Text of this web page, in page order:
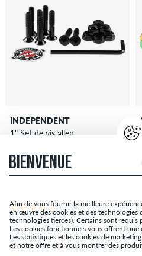
INDEPENDENT
1" Set de vis allen
5,99 EUR
(414)
BIENVENUE
Afin de vous fournir la meilleure
en œuvre des cookies et des technologies
technologies tierces). Certains sont
Les cookies fonctionnels vous offrent
Les statistiques et les cookies de
et notre offre et à vous montrer des